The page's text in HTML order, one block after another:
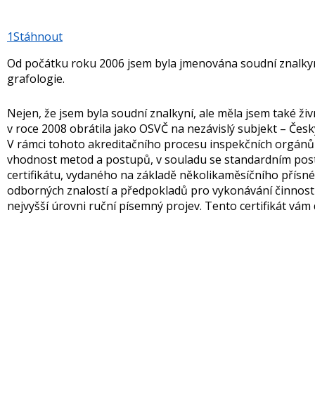
1Stáhnout
Od počátku roku 2006 jsem byla jmenována soudní
grafologie.
Nejen, že jsem byla soudní znalkyní, ale měla jsem také
v roce 2008 obrátila jako OSVČ na nezávislý subjekt –
V rámci tohoto akreditačního procesu inspekčních
vhodnost metod a postupů, v souladu se standardním
certifikátu, vydaného na základě několikaměsíčního
odborných znalostí a předpokladů pro vykonávání
nejvyšší úrovni ruční písemný projev. Tento certifikát vám